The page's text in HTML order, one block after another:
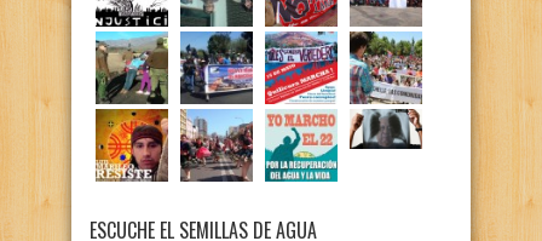
ESCUCHE EL SEMILLAS DE AGUA